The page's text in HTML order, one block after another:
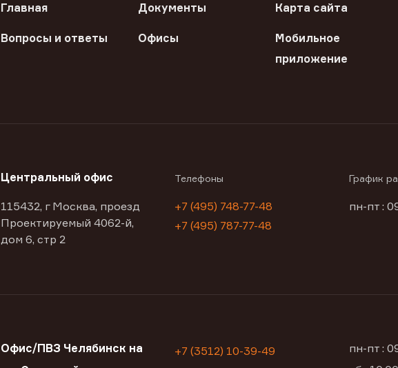
Главная Документы Карта сайта
Вопросы и ответы Офисы
Мобильное
приложение
Центральный офис
115432, г Москва, проезд
Проектируемый 4062-й,
дом 6, стр 2
Телефоны
+7 (495) 748-77-48
+7 (495) 787-77-48
График
пн-пт :
Офис/ПВЗ Челябинск на
+7 (3512) 10-39-49
пн-пт :